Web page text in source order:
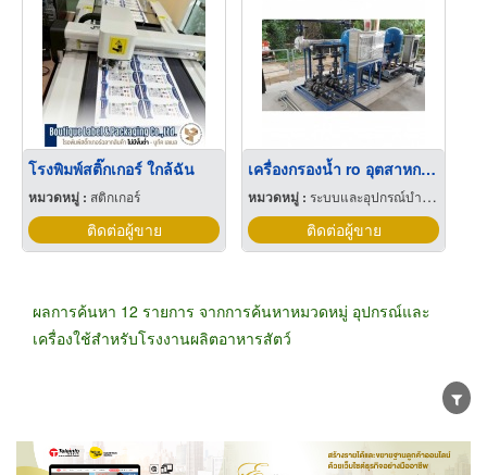
โรงพิมพ์สติ๊กเกอร์ ใกล้ฉัน
หมวดหมู่ : สติกเกอร์
ติดต่อผู้ขาย
เครื่องกรองน้ำ ro อุตสาหกรรม
หมวดหมู่ : ระบบและอุปกรณ์บำบัดน้ำ
ติดต่อผู้ขาย
ผลการค้นหา 12 รายการ จากการค้นหาหมวดหมู่ อุปกรณ์และ
เครื่องใช้สำหรับโรงงานผลิตอาหารสัตว์